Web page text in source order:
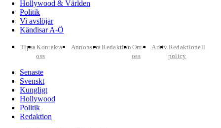
Hollywood & Världen
Politik
Vi avslöjar
Kändisar A-Ö
TipsaKontakta
oss
AnnonseraRedaktion Om
oss
Arkiv Redaktionell
policy
Senaste
Svenskt
Kungligt
Hollywood
Politik
Redaktion